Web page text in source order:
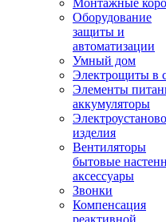
Монтажные
Оборудование
защиты и
автоматизации
Умный дом
Электрощиты в
Элементы
аккумуляторы
изделия
Вентиляторы
бытовые
аксессуары
Звонки
Компенсация
реактивной